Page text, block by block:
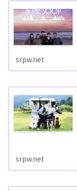
srpw.net
srpw.net